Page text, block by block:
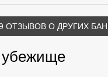
ОТЗЫВОВ О ДРУГИХ
убежище